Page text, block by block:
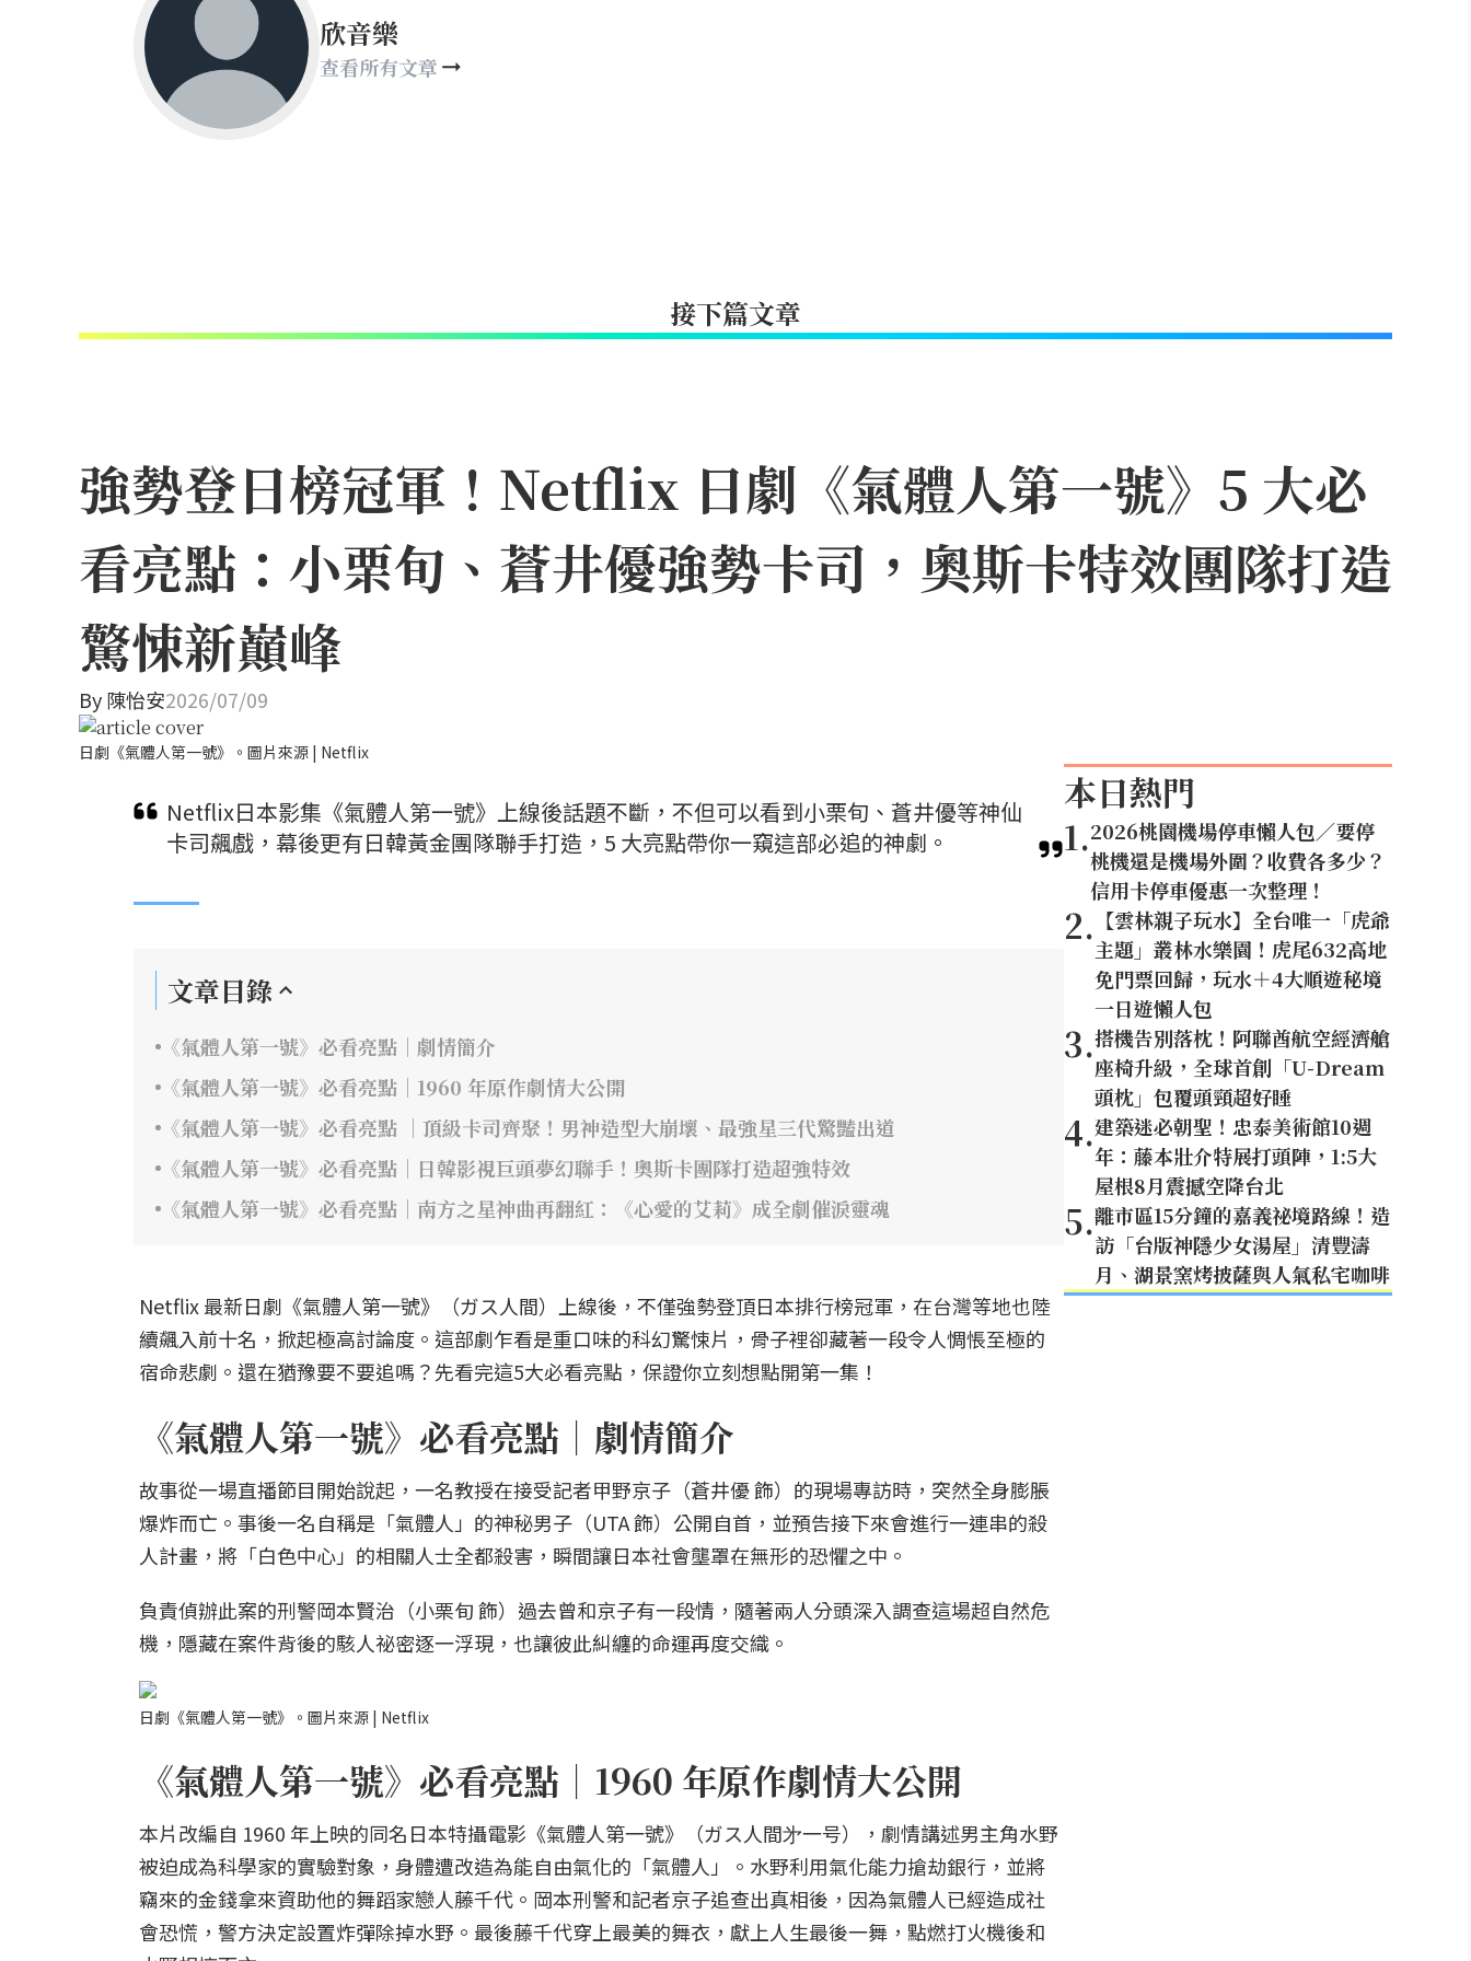
欣音樂
查看所有文章
接下篇文章
強勢登日榜冠軍！Netflix 日劇《氣體人第一號》5 大必
看亮點：小栗旬、蒼井優強勢卡司，奧斯卡特效團隊打造
驚悚新巔峰
By陳怡安2026/07/09
日劇《氣體人第一號》。圖片來源 | Netflix
Netflix日本影集《氣體人第一號》上線後話題不斷，不但可以看到小栗旬、蒼井優等神仙
卡司飆戲，幕後更有日韓黃金團隊聯手打造，5 大亮點帶你一窺這部必追的神劇。
文章目錄
《氣體人第一號》必看亮點｜劇情簡介
《氣體人第一號》必看亮點｜1960 年原作劇情大公開
《氣體人第一號》必看亮點 ｜頂級卡司齊聚！男神造型大崩壞、最強星三代驚豔出道
《氣體人第一號》必看亮點｜日韓影視巨頭夢幻聯手！奧斯卡團隊打造超強特效
《氣體人第一號》必看亮點｜南方之星神曲再翻紅：《心愛的艾莉》成全劇催淚靈魂
Netflix 最新日劇《氣體人第一號》（ガス人間）上線後，不僅強勢登頂日本排行榜冠軍，在台灣等地也陸
續飆入前十名，掀起極高討論度。這部劇乍看是重口味的科幻驚悚片，骨子裡卻藏著一段令人惆悵至極的
宿命悲劇。還在猶豫要不要追嗎？先看完這5大必看亮點，保證你立刻想點開第一集！
《氣體人第一號》必看亮點｜劇情簡介
故事從一場直播節目開始說起，一名教授在接受記者甲野京子（蒼井優 飾）的現場專訪時，突然全身膨脹
爆炸而亡。事後一名自稱是「氣體人」的神秘男子（UTA 飾）公開自首，並預告接下來會進行一連串的殺
人計畫，將「白色中心」的相關人士全都殺害，瞬間讓日本社會壟罩在無形的恐懼之中。
負責偵辦此案的刑警岡本賢治（小栗旬 飾）過去曾和京子有一段情，隨著兩人分頭深入調查這場超自然危
機，隱藏在案件背後的駭人祕密逐一浮現，也讓彼此糾纏的命運再度交織。
日劇《氣體人第一號》。圖片來源 | Netflix
《氣體人第一號》必看亮點｜1960 年原作劇情大公開
本片改編自 1960 年上映的同名日本特攝電影《氣體人第一號》（ガス人間㐧一号），劇情講述男主角水野
被迫成為科學家的實驗對象，身體遭改造為能自由氣化的「氣體人」。水野利用氣化能力搶劫銀行，並將
竊來的金錢拿來資助他的舞蹈家戀人藤千代。岡本刑警和記者京子追查出真相後，因為氣體人已經造成社
會恐慌，警方決定設置炸彈除掉水野。最後藤千代穿上最美的舞衣，獻上人生最後一舞，點燃打火機後和
本日熱門
1.2026桃園機場停車懶人包／要停
桃機還是機場外圍？收費各多少？
信用卡停車優惠一次整理！
2. 【雲林親子玩水】全台唯一「虎爺
主題」叢林水樂園！虎尾632高地
免門票回歸，玩水＋4大順遊秘境
一日遊懶人包
3.搭機告別落枕！阿聯酋航空經濟艙
座椅升級，全球首創「U-Dream
頭枕」包覆頭頸超好睡
4.建築迷必朝聖！忠泰美術館10週
年：藤本壯介特展打頭陣，1:5大
屋根8月震撼空降台北
5.離市區15分鐘的嘉義祕境路線！造
訪「台版神隱少女湯屋」清豐濤
月、湖景窯烤披薩與人氣私宅咖啡